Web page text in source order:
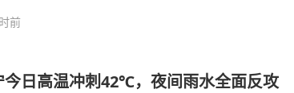
前
今日高温冲刺42℃，夜间雨水全面反攻